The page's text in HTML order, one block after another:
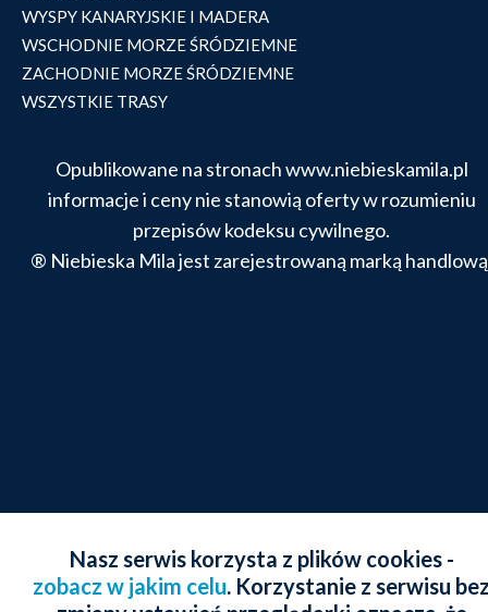
WYSPY KANARYJSKIE I MADERA
WSCHODNIE MORZE ŚRÓDZIEMNE
ZACHODNIE MORZE ŚRÓDZIEMNE
WSZYSTKIE TRASY
Opublikowane na stronach www.niebieskamila.pl
informacje i ceny nie stanowią oferty w rozumieniu
przepisów kodeksu cywilnego.
® Niebieska Mila jest zarejestrowaną marką
Nasz serwis korzysta z plików cookies -
zobacz w jakim celu. Korzystanie z serwisu